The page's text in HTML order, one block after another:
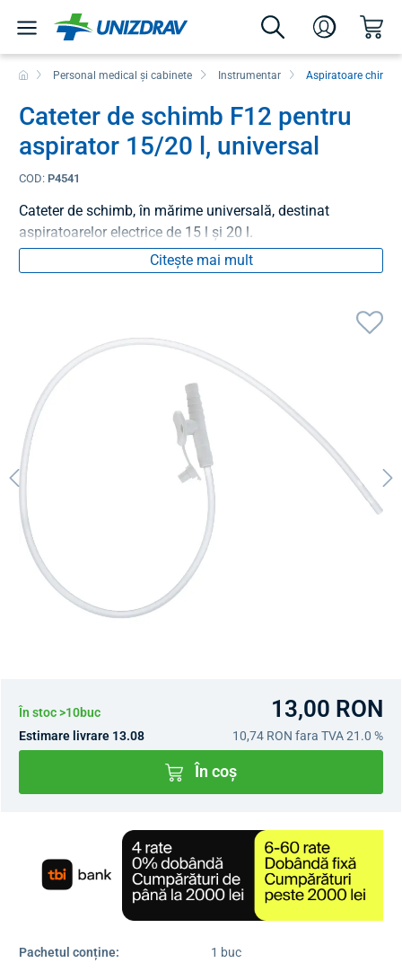
Personal medical și cabinete Instrumentar Aspiratoare
Cateter de schimb F12 pentru
aspirator 15/20 l, universal
COD: P4541
Cateter de schimb, în mărime universală, destinat
aspiratoarelor electrice de 15 l și 20 l.
Citește mai mult
În stoc >10buc 13,00 RON
Estimare livrare 13.08 10,74 RON fara TVA 21.0 %
În coș
Pachetul conține:
1 buc